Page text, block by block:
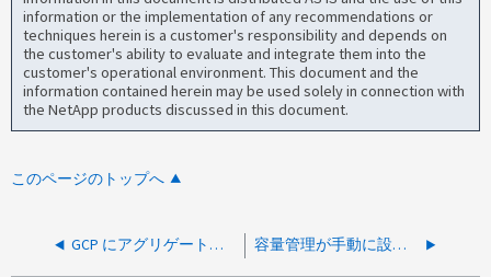
information or the implementation of any recommendations or
techniques herein is a customer's responsibility and depends on
the customer's ability to evaluate and integrate them into the
customer's operational environment. This document and the
information contained herein may be used solely in connection with
the NetApp products discussed in this document.
このページのトップへ
GCP にアグリゲートを追加するときに容量超過エラーが発生しました 容量管理が手動に設定されていましたが、意図せず自動モードに設定されます